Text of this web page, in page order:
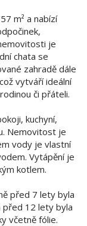
m² a nabízí
je
chata se
zahradě dále
vytváří ideální
či přáteli.
kuchyní,
Nemovitost je
vody je vlastní
Vytápění je
kotlem.
před 7 lety byla
před 12 lety byla
včetně fólie.